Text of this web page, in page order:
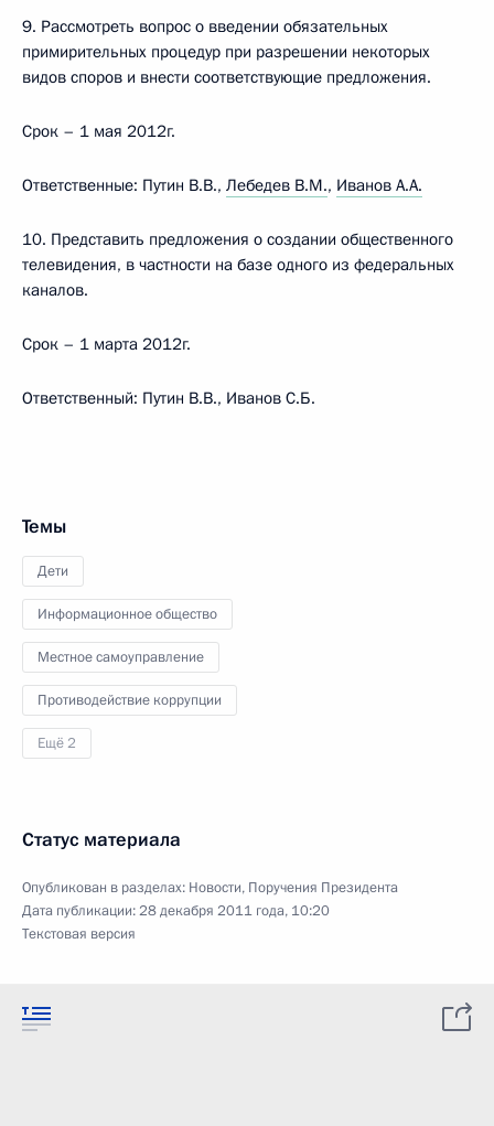
9. Рассмотреть вопрос о введении обязательных
примирительных процедур при разрешении некоторых
видов споров и внести соответствующие предложения.
Срок – 1 мая 2012г.
Ответственные: Путин В.В., Лебедев В.М., Иванов А.А.
10. Представить предложения о создании общественного
телевидения, в частности на базе одного из федеральных
каналов.
Срок – 1 марта 2012г.
Ответственный: Путин В.В., Иванов С.Б.
Темы
Дети
Информационное общество
Местное самоуправление
Противодействие коррупции
Ещё 2
Статус материала
Опубликован в разделах: Новости, Поручения Президента
Дата публикации:28 декабря 2011 года, 10:20
Текстовая версия